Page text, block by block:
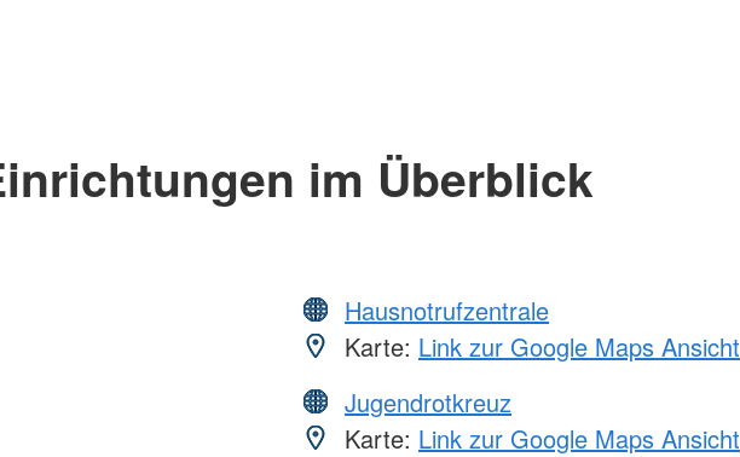
im Überblick
Hausnotrufzentrale
Karte: Link zur Google Maps Ansicht
Jugendrotkreuz
Karte: Link zur Google Maps Ansicht